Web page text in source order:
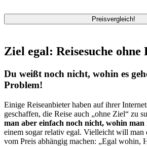
Preisvergleich!
Ziel egal: Reisesuche ohne
Du weißt noch nicht, wohin es
Problem!
Einige Reiseanbieter haben auf ihrer
geschaffen, die Reise auch „ohne Ziel“ zu
man aber einfach noch nicht, wohin man
einem sogar relativ egal. Vielleicht will man
vom Preis abhängig machen: „Egal wohin,